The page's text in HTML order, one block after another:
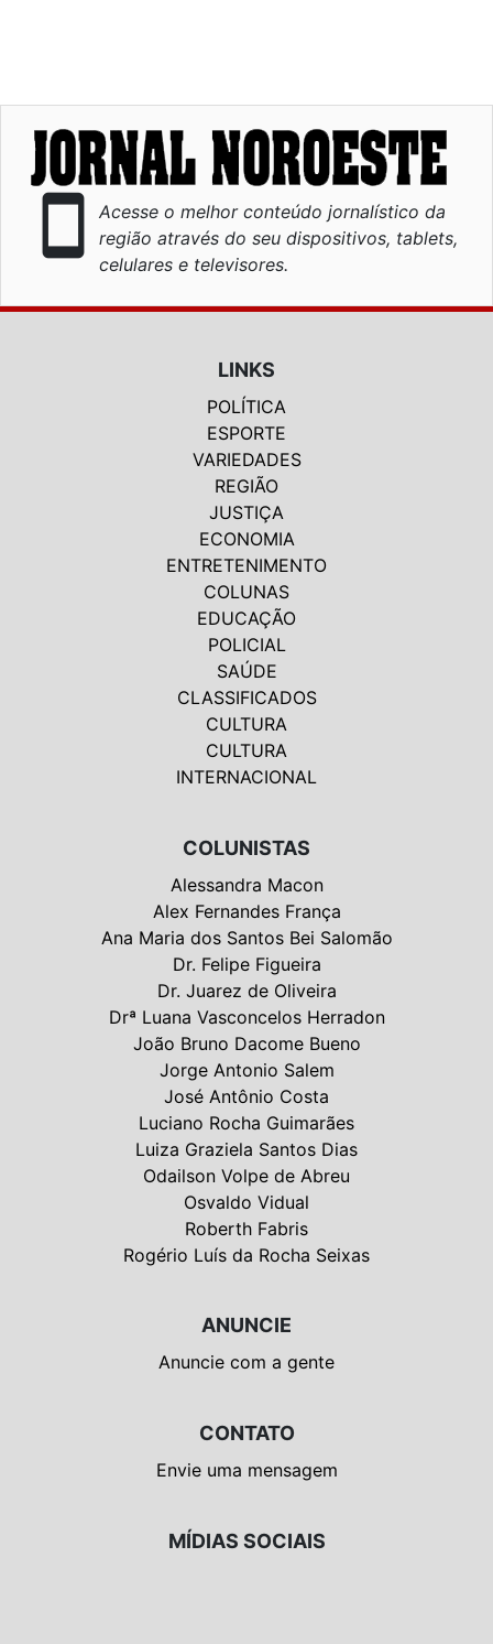
smartphone
Acesse o melhor conteúdo jornalístico da
região através do seu dispositivos, tablets,
celulares e televisores.
LINKS
POLÍTICA
ESPORTE
VARIEDADES
REGIÃO
JUSTIÇA
ECONOMIA
ENTRETENIMENTO
COLUNAS
EDUCAÇÃO
POLICIAL
SAÚDE
CLASSIFICADOS
CULTURA
CULTURA
INTERNACIONAL
COLUNISTAS
Alessandra Macon
Alex Fernandes França
Ana Maria dos Santos Bei Salomão
Dr. Felipe Figueira
Dr. Juarez de Oliveira
Drª Luana Vasconcelos Herradon
João Bruno Dacome Bueno
Jorge Antonio Salem
José Antônio Costa
Luciano Rocha Guimarães
Luiza Graziela Santos Dias
Odailson Volpe de Abreu
Osvaldo Vidual
Roberth Fabris
Rogério Luís da Rocha Seixas
ANUNCIE
Anuncie com a gente
CONTATO
Envie uma mensagem
MÍDIAS SOCIAIS